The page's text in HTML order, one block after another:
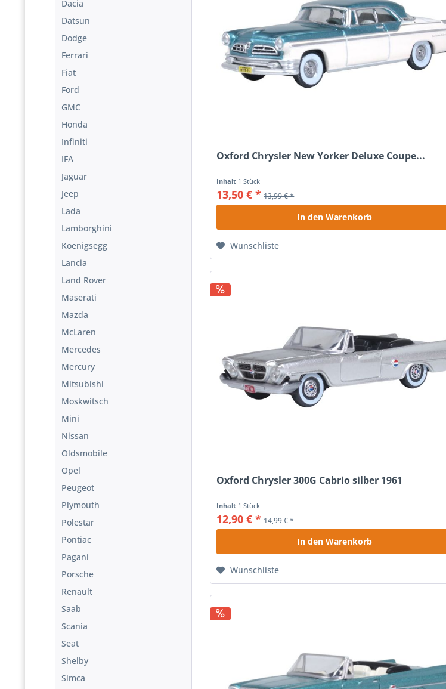
Dacia
Datsun
Dodge
Ferrari
Fiat
Ford
GMC
Honda
Infiniti
IFA
Jaguar
Jeep
Lada
Lamborghini
Koenigsegg
Lancia
Land Rover
Maserati
Mazda
McLaren
Mercedes
Mercury
Mitsubishi
Moskwitsch
Mini
Nissan
Oldsmobile
Opel
Peugeot
Plymouth
Polestar
Pontiac
Pagani
Porsche
Renault
Saab
Scania
Seat
Shelby
Simca
Oxford Chrysler New Yorker Deluxe Coupe...
Inhalt 1 Stück
13,50 € * 13,99 € *
In den Warenkorb
Wunschliste
Oxford Chrysler 300G Cabrio silber 1961
Inhalt 1 Stück
12,90 € * 14,99 € *
In den Warenkorb
Wunschliste